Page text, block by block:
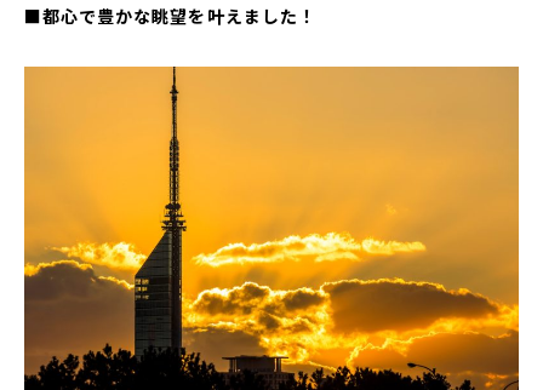
■都心で豊かな眺望を叶えました！